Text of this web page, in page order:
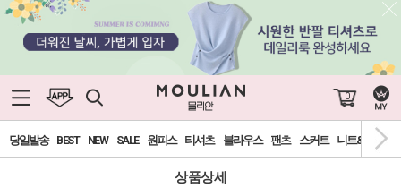
0
당일발송 BEST NEW SALE 원피스 티셔츠 블라우스 팬츠 스커트 니트&가디건
상품상세